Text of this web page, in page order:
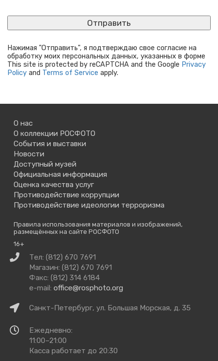
Нажимая "Отправить", я подтверждаю свое согласие на
обработку моих персональных данных, указанных в форме
This site is protected by reCAPTCHA and the Google Privacy
Policy and Terms of Service apply.
О нас
О коллекции РОСФОТО
События и выставки
Новости
Доступный музей
Официальная информация
Оценка качества услуг
Противодействие коррупции
Противодействие идеологии терроризма
Правила использования материалов и изображений,
размещённых на сайте РОСФОТО
16+
Связаться
нами
Тел: (812) 670 7691
Магазин: (812) 670 7691
Факс: (812) 314 6184
e-mail: office@rosphoto.org
КакСанкт-Петербург, ул. Большая Морская, д. 35
Время
работы
Ежедневно:
11:00–21:00
Касса работает до 20:30